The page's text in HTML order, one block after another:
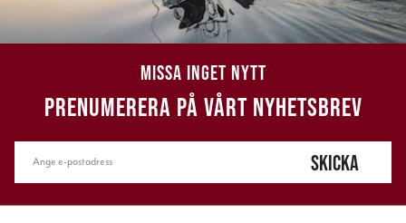
MISSA INGET NYTT
PRENUMERERA PÅ VÅRT NYHETSBREV
SKICKA